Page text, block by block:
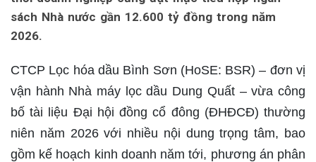
sách Nhà nước gần 12.600 tỷ đồng trong năm
2026.
CTCP Lọc hóa dầu Bình Sơn (HoSE: BSR) – đơn vị
vận hành Nhà máy lọc dầu Dung Quất – vừa công
bố tài liệu Đại hội đồng cổ đông (ĐHĐCĐ) thường
niên năm 2026 với nhiều nội dung trọng tâm, bao
gồm kế hoạch kinh doanh năm tới, phương án phân